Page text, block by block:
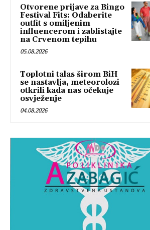
Otvorene prijave za Bingo
Festival Fits: Odaberite
outfit s omiljenim
influencerom i zablistajte
na Crvenom tepihu
05.08.2026
Toplotni talas širom BiH
se nastavlja, meteorolozi
otkrili kada nas očekuje
osvježenje
04.08.2026